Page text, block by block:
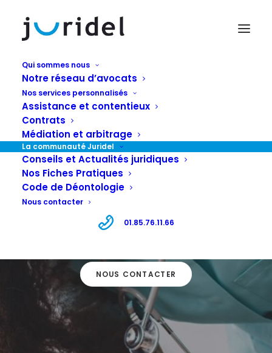
Qui sommes nous
Notre réseau d’avocats
Nos services personnalisés
Assistance et contentieux
Contrats
Médiation et arbitrage
La communauté Juridel
Conseils et Actualités juridiques
Nos Fiches Pratiques
Code de Déontologie
Nous contacter
01.85.76.11.66
JURIDEL
Des conseils juridiques dédiés aux
infirmiers libéraux.
NOUS CONTACTER